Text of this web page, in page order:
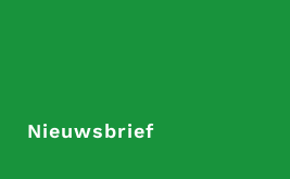
Nieuwsbrief